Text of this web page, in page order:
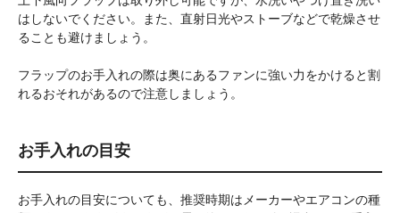
はしないでください。また、直射日光やストーブなどで乾燥させ
ることも避けましょう。
フラップのお手入れの際は奥にあるファンに強い力をかけると割
れるおそれがあるので注意しましょう。
お手入れの目安
お手入れの目安についても、推奨時期はメーカーやエアコンの種